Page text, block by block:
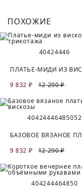
ПОХОЖИЕ
40424446
9 832 ₽
12 290 ₽
40424446485052
9 832 ₽
12 290 ₽
404244464850